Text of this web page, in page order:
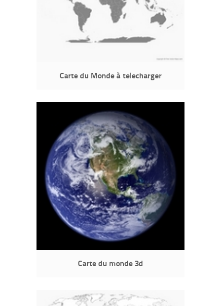
Carte du Monde à telecharger
Carte du monde 3d